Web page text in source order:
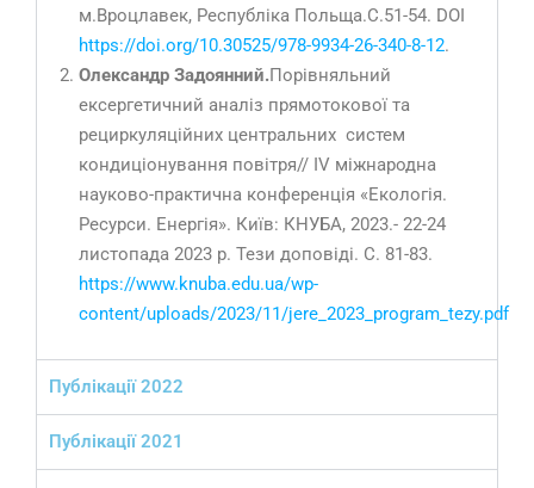
м.Вроцлавек, Республіка Польща.С.51-54. DOI
https://doi.org/10.30525/978-9934-26-340-8-12.
Олександр Задоянний.Порівняльний
ексергетичний аналіз прямотокової та
рециркуляційних центральних систем
кондиціонування повітря// ІV міжнародна
науково-практична конференція «Екологія.
Ресурси. Енергія». Київ: КНУБА, 2023.- 22-24
листопада 2023 р. Тези доповіді. С. 81-83.
https://www.knuba.edu.ua/wp-
content/uploads/2023/11/jere_2023_program_tezy.pdf
Публікації 2022
Публікації 2021